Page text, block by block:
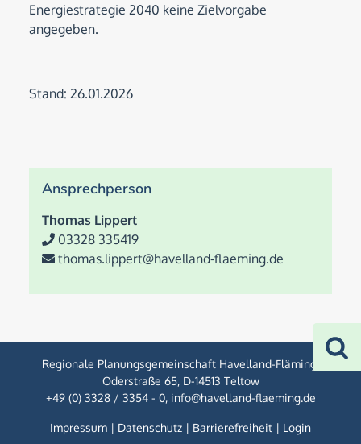
Energiestrategie 2040 keine Zielvorgabe
angegeben.
Stand: 26.01.2026
Ansprechperson
Thomas Lippert
03328 335419
thomas.lippert@havelland-flaeming.de
Regionale Planungsgemeinschaft Havelland-Fläming
Oderstraße 65, D-14513 Teltow
+49 (0) 3328 / 3354 - 0, info@havelland-flaeming.de
Impressum | Datenschutz | Barrierefreiheit | Login